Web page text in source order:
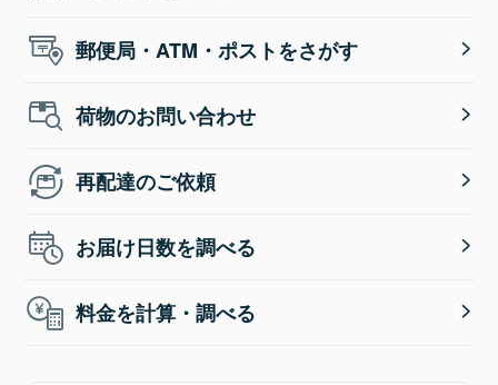
郵便局・ATM・ポストをさがす
荷物のお問い合わせ
再配達のご依頼
お届け日数を調べる
料金を計算・調べる